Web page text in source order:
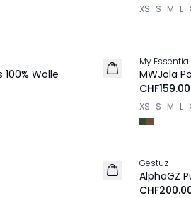
XS S M L
Wolle
NEU
My
MWJola
CHF159.00
XS S M L
NEU
Gestuz
AlphaGZ